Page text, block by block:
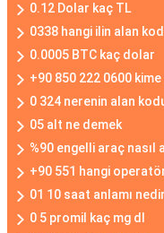
0.12 Dolar kaç TL
0338 hangi ilin alan
0.0005 BTC kaç dolar
+90 850 222 0600
0 324 nerenin alan
05 alt ne demek
%90 engelli araç nasıl
+90 551 hangi
01 10 saat anlamı nedir
0 5 promil kaç mg dl